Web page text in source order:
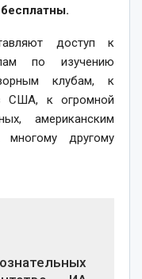
доступ к
по изучению
клубам, к
США, к огромной
американским
другому